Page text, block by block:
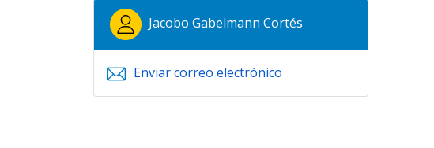
Jacobo Gabelmann Cortés
Enviar correo electrónico